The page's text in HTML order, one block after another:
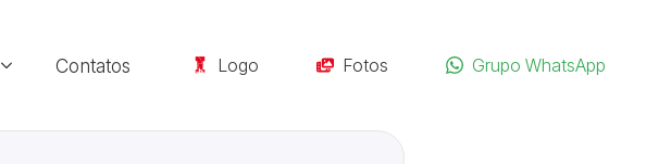
Contatos Logo Fotos Grupo WhatsApp